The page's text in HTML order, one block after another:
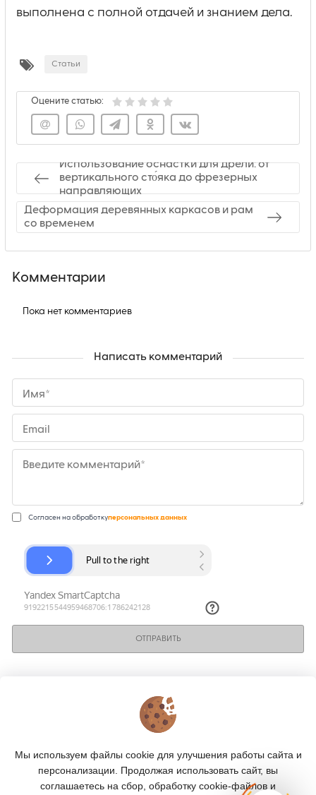
выполнена с полной отдачей и знанием дела.
Статьи
Оцените статью:
Использование оснастки для дрели: от
вертикального сто́яка до фрезерных
направляющих
Деформация деревянных каркасов и рам
со временем
Комментарии
Пока нет комментариев
Написать комментарий
Имя*
Email
Введите комментарий*
Согласен на обработкуперсональных данных
ОТПРАВИТЬ
КАТАЛОГ
ПОДПИСКА
Мы используем файлы cookie для улучшения работы сайта и
персонализации. Продолжая использовать сайт, вы
соглашаетесь на сбор, обработку cookie-файлов и